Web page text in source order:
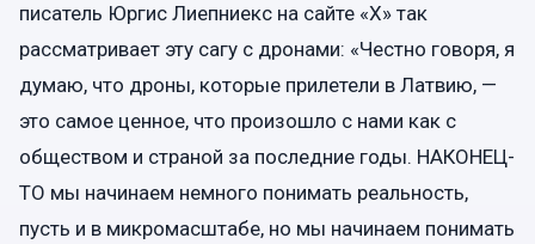
писатель Юргис Лиепниекс на сайте «X» так
рассматривает эту сагу с дронами: «Честно говоря, я
думаю, что дроны, которые прилетели в Латвию, —
это самое ценное, что произошло с нами как с
обществом и страной за последние годы. НАКОНЕЦ-
ТО мы начинаем немного понимать реальность,
пусть и в микромасштабе, но мы начинаем понимать